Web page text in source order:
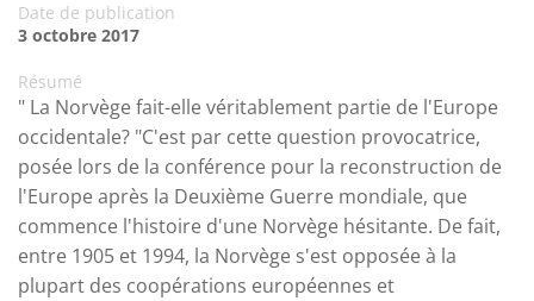
Date de publication
3 octobre 2017
Résumé
" La Norvège fait-elle véritablement partie de l'Europe
occidentale? "C'est par cette question provocatrice,
posée lors de la conférence pour la reconstruction de
l'Europe après la Deuxième Guerre mondiale, que
commence l'histoire d'une Norvège hésitante. De fait,
entre 1905 et 1994, la Norvège s'est opposée à la
plupart des coopérations européennes et